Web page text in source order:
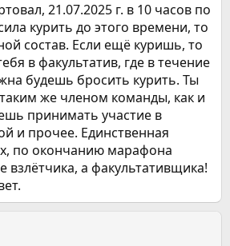
21.07.2025 г. в 10 часов по
курить до этого времени, то
состав. Если ещё куришь, то
в факультатив, где в течение
будешь бросить курить. Ты
же членом команды, как и
принимать участие в
и прочее. Единственная
по окончанию марафона
взлётчика, а факультативщика!